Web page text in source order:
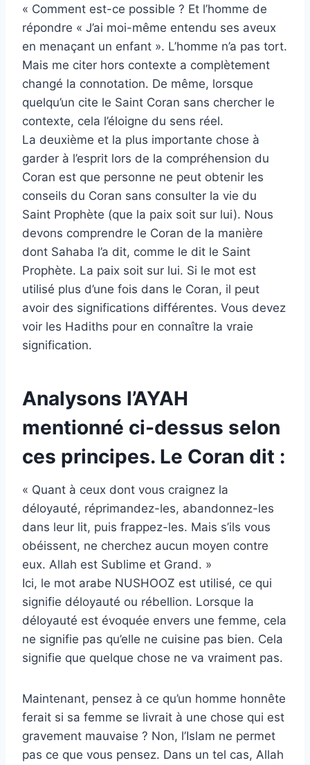
« Comment est-ce possible ? Et l’homme de
répondre « J’ai moi-même entendu ses aveux
en menaçant un enfant ». L’homme n’a pas tort.
Mais me citer hors contexte a complètement
changé la connotation. De même, lorsque
quelqu’un cite le Saint Coran sans chercher le
contexte, cela l’éloigne du sens réel.
La deuxième et la plus importante chose à
garder à l’esprit lors de la compréhension du
Coran est que personne ne peut obtenir les
conseils du Coran sans consulter la vie du
Saint Prophète (que la paix soit sur lui). Nous
devons comprendre le Coran de la manière
dont Sahaba l’a dit, comme le dit le Saint
Prophète. La paix soit sur lui. Si le mot est
utilisé plus d’une fois dans le Coran, il peut
avoir des significations différentes. Vous devez
voir les Hadiths pour en connaître la vraie
signification.
Analysons l’AYAH
mentionné ci-dessus selon
ces principes. Le Coran dit :
« Quant à ceux dont vous craignez la
déloyauté, réprimandez-les, abandonnez-les
dans leur lit, puis frappez-les. Mais s’ils vous
obéissent, ne cherchez aucun moyen contre
eux. Allah est Sublime et Grand. »
Ici, le mot arabe NUSHOOZ est utilisé, ce qui
signifie déloyauté ou rébellion. Lorsque la
déloyauté est évoquée envers une femme, cela
ne signifie pas qu’elle ne cuisine pas bien. Cela
signifie que quelque chose ne va vraiment pas.
Maintenant, pensez à ce qu’un homme honnête
ferait si sa femme se livrait à une chose qui est
gravement mauvaise ? Non, l’Islam ne permet
pas ce que vous pensez. Dans un tel cas, Allah